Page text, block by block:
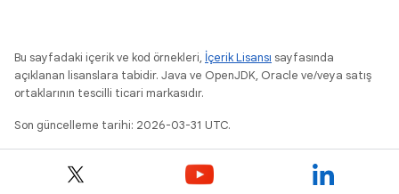
Bu sayfadaki içerik ve kod örnekleri, İçerik Lisansı sayfasında
açıklanan lisanslara tabidir. Java ve OpenJDK, Oracle ve/veya satış
ortaklarının tescilli ticari markasıdır.
Son güncelleme tarihi: 2026-03-31 UTC.